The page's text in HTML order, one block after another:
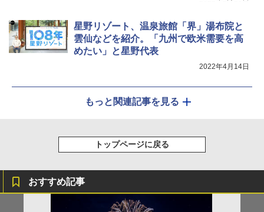
星野リゾート、温泉旅館「界」湯布院と
雲仙などを紹介。「九州で欧米需要を高
めたい」と星野代表
2022年4月14日
もっと関連記事を見る
トップページに戻る
おすすめ記事